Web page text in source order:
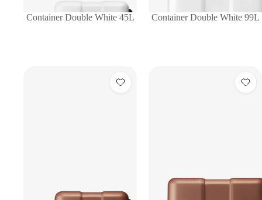
Container Double White 45L Container Double White 99L